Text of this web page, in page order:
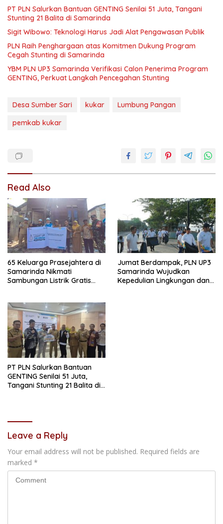
PT PLN Salurkan Bantuan GENTING Senilai 51 Juta, Tangani
Stunting 21 Balita di Samarinda
Sigit Wibowo: Teknologi Harus Jadi Alat Pengawasan Publik
PLN Raih Penghargaan atas Komitmen Dukung Program
Cegah Stunting di Samarinda
YBM PLN UP3 Samarinda Verifikasi Calon Penerima Program
GENTING, Perkuat Langkah Pencegahan Stunting
Desa Sumber Sari kukar
Lumbung Pangan
pemkab kukar
Read Also
65 Keluarga Prasejahtera di
Samarinda Nikmati
Sambungan Listrik Gratis
Jumat Berdampak, PLN UP3
Samarinda Wujudkan
Kepedulian Lingkungan dan
PT PLN Salurkan Bantuan
GENTING Senilai 51 Juta,
Tangani Stunting 21 Balita di
Leave a Reply
Your email address will not be published. Required fields are
marked *